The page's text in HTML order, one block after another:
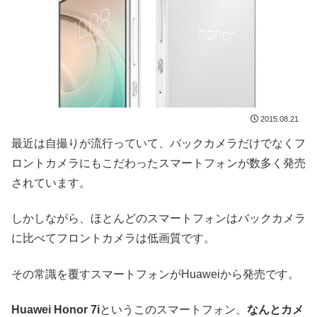
2015.08.21
最近は自撮りが流行っていて、バックカメラだけでなくフ
ロントカメラにもこだわったスマートフォンが数多く発売
されています。
しかしながら、ほとんどのスマートフォンはバックカメラ
に比べてフロントカメラは低画質です。
その常識を覆すスマートフォンがHuaweiから発売です。
Huawei Honor 7iというこのスマートフォン、 なんとカメ